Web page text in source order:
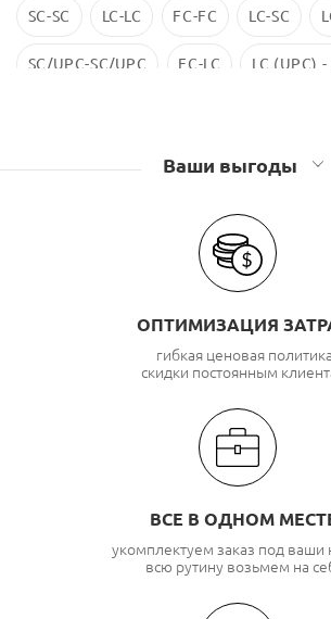
SC-SC LC-LC FC-FC LC-SC
SC/UPC-SC/UPC FC-LC LC (UPC) -
Ваши выгоды
ОПТИМИЗАЦИЯ
гибкая ценовая политика
скидки постоянным
ВСЕ В ОДНОМ
укомплектуем заказ под ваши
всю рутину возьмем на